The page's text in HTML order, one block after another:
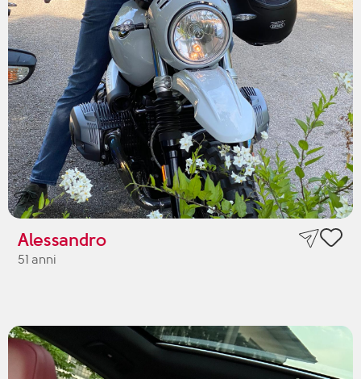
Alessandro
51 anni